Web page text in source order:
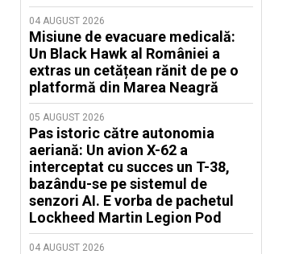
04 AUGUST 2026
Misiune de evacuare medicală:
Un Black Hawk al României a
extras un cetățean rănit de pe o
platformă din Marea Neagră
05 AUGUST 2026
Pas istoric către autonomia
aeriană: Un avion X-62 a
interceptat cu succes un T-38,
bazându-se pe sistemul de
senzori AI. E vorba de pachetul
Lockheed Martin Legion Pod
04 AUGUST 2026